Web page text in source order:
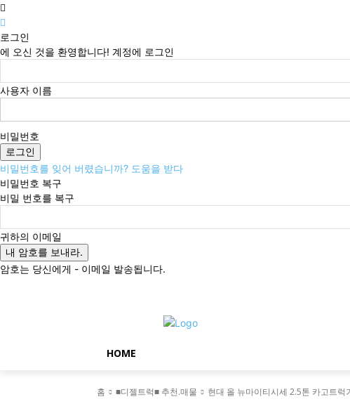
로그인
에 오신 것을 환영합니다! 계정에 로그인
사용자 이름
비밀번호
비밀번호를 잊어 버렸습니까? 도움을 받다
비밀번호 복구
비밀 번호를 복구
귀하의 이메일
암호는 당신에게 - 이메일 발송됩니다.
HOME
홈 ■디젤트럭■ 추천.매물 현대 올 뉴마이티시세 2.5톤 카고트럭